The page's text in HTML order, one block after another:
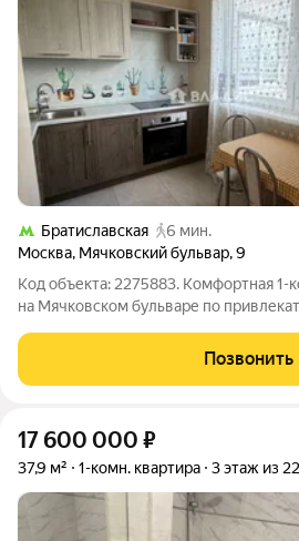
Братиславская
6 мин.
Москва, Мячковский бульвар,9
Код объекта: 2275883. Комфортная 1-
на Мячковском бульваре по привлекательной цене. Удобный
приватность, а сочетание метража и
покупку экономически разумной.
Позвонить
17 600 000 ₽
37,9 м² 1-комн. квартира 3 этаж из 22